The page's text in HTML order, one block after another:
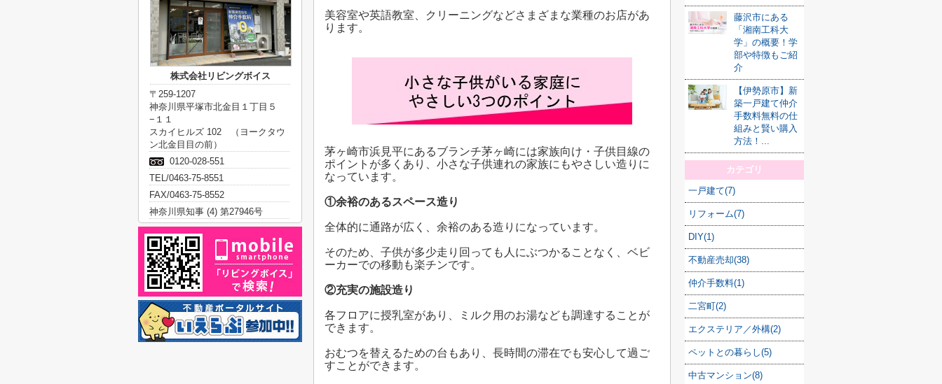
美容室や英語教室、クリーニングなどさまざまな業種のお店があ
ります。
茅ヶ崎市浜見平にあるブランチ茅ヶ崎には家族向け・子供目線の
ポイントが多くあり、小さな子供連れの家族にもやさしい造りに
なっています。
①余裕のあるスペース造り
全体的に通路が広く、余裕のある造りになっています。
そのため、子供が多少走り回っても人にぶつかることなく、ベビ
ーカーでの移動も楽チンです。
②充実の施設造り
各フロアに授乳室があり、ミルク用のお湯なども調達することが
できます。
おむつを替えるための台もあり、長時間の滞在でも安心して過ご
すことができます。
藤沢市にある
「湘南工科大
学」の概要！学
部や特徴もご紹
介
【伊勢原市】新
築一戸建て仲介
手数料無料の仕
組みと賢い購入
方法！...
カテゴリ
一戸建て(7)
リフォーム(7)
DIY(1)
不動産売却(38)
仲介手数料(1)
二宮町(2)
エクステリア／外構(2)
ペットとの暮らし(5)
中古マンション(8)
株式会社リビングボイス
〒259-1207
神奈川県平塚市北金目１丁目５
−１１
スカイヒルズ 102 （ヨークタウ
ン北金目目の前）
0120-028-551
TEL/0463-75-8551
FAX/0463-75-8552
神奈川県知事 (4) 第27946号